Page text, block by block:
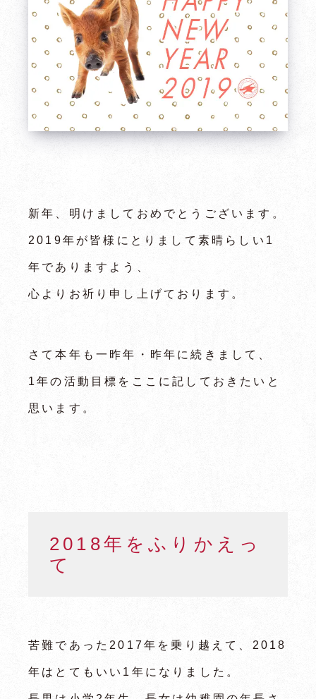
新年、明けましておめでとうございます。
2019年が皆様にとりまして素晴らしい1
年でありますよう、
心よりお祈り申し上げております。
さて本年も一昨年・昨年に続きまして、
1年の活動目標をここに記しておきたいと
思います。
2018年をふりかえっ
て
苦難であった2017年を乗り越えて、2018
年はとてもいい1年になりました。